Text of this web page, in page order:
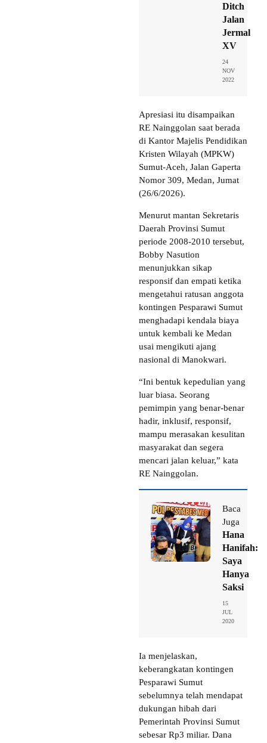
Ditch
Jalan
Jermal
XV
24
NOV
2022
Apresiasi itu disampaikan
RE Nainggolan saat berada
di Kantor Majelis Pendidikan
Kristen Wilayah (MPKW)
Sumut-Aceh, Jalan Gaperta
Nomor 309, Medan, Jumat
(26/6/2026).
Menurut mantan Sekretaris
Daerah Provinsi Sumut
periode 2008-2010 tersebut,
Bobby Nasution
menunjukkan sikap
responsif dan empati ketika
mengetahui ratusan anggota
kontingen Pesparawi Sumut
menghadapi kendala biaya
untuk kembali ke Medan
usai mengikuti ajang
nasional di Manokwari.
“Ini bentuk kepedulian yang
luar biasa. Seorang
pemimpin yang benar-benar
hadir, inklusif, responsif,
mampu merasakan kesulitan
masyarakat dan segera
mencari jalan keluar,” kata
RE Nainggolan.
Baca
Juga
Hana
Hanifah:
Saya
Hanya
Saksi
15
JUL
2020
Ia menjelaskan,
keberangkatan kontingen
Pesparawi Sumut
sebelumnya telah mendapat
dukungan hibah dari
Pemerintah Provinsi Sumut
sebesar Rp3 miliar. Dana